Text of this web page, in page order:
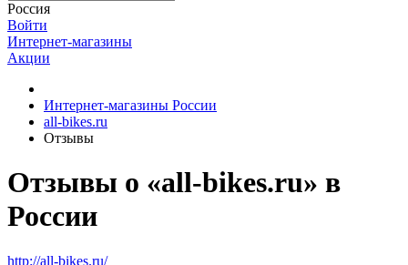
Россия
Войти
Интернет-магазины
Акции
Интернет-магазины России
all-bikes.ru
Отзывы
Отзывы о «all-bikes.ru» в
России
http://all-bikes.ru/